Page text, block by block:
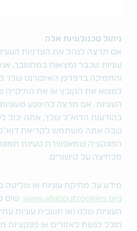
ניהול טכנולוגיות אלה
אם תרצה לנהל את העדפות
עוגיות שכבר נמצאות במחשבך,
והתמיכה בדפדפן האינטרנט שלך
למצוא את הקובץ או את התיקייה
העוגיות. אם תרצה להימנע
בהודעות הדוא"ל שלך, אתה יכול
שבה אתה משתמש לקריאת
הפונקציה שמאפשרת טעינת
מלחיצה על קישורים.
מידע על מחיקת עוגיות או שליטה
www.allaboutcookies.org. שים
העוגיות שלנו (או תשבית עוגיות
תוכל לגשת לאזורים או פונקציות